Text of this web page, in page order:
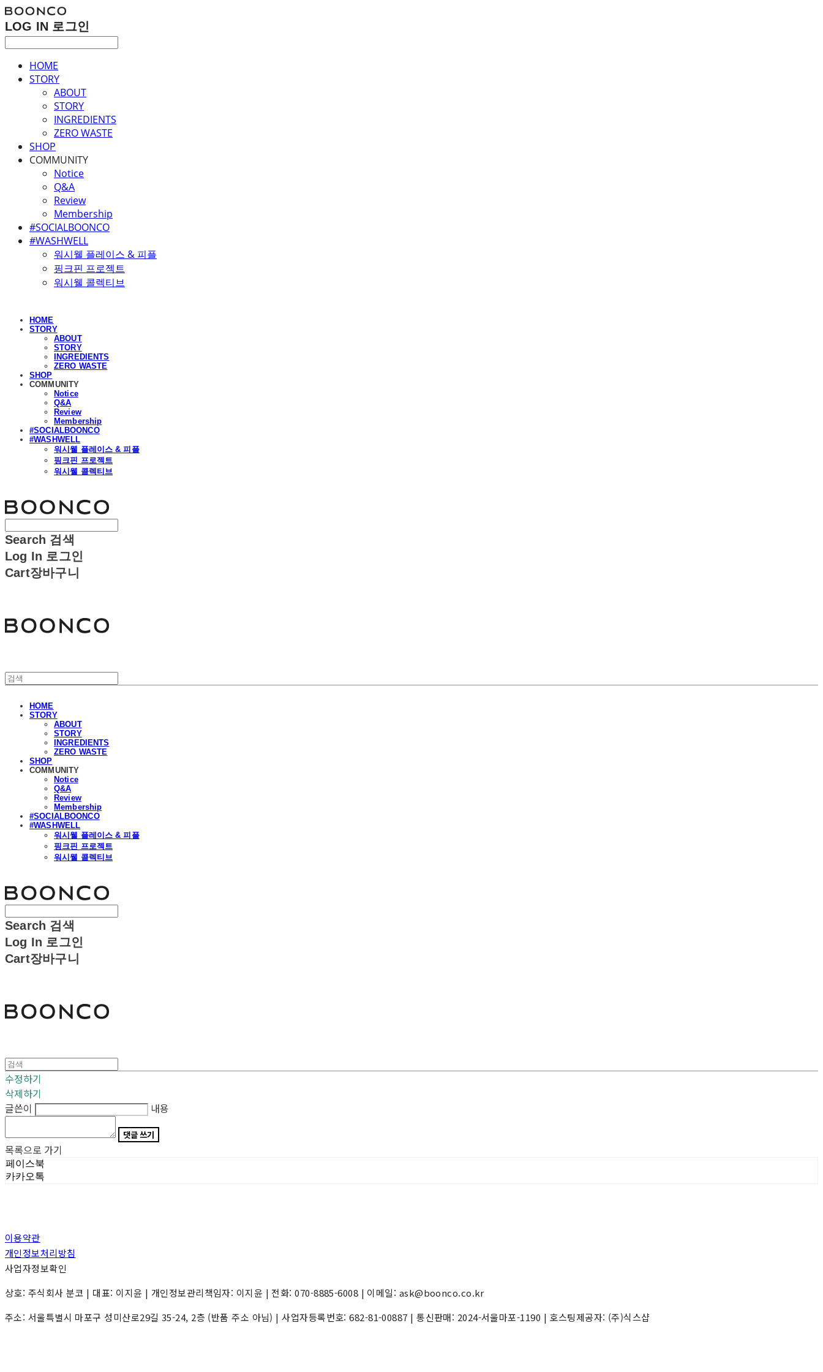
LOG IN 로그인
HOME
STORY
ABOUT
STORY
INGREDIENTS
ZERO WASTE
SHOP
COMMUNITY
Notice
Q&A
Review
Membership
#SOCIALBOONCO
#WASHWELL
워시웰 플레이스 & 피플
핑크핀 프로젝트
워시웰 콜렉티브
HOME
STORY
ABOUT
STORY
INGREDIENTS
ZERO WASTE
SHOP
COMMUNITY
Notice
Q&A
Review
Membership
#SOCIALBOONCO
#WASHWELL
워시웰 플레이스 & 피플
핑크핀 프로젝트
워시웰 콜렉티브
Search 검색
Log In 로그인
Cart장바구니
HOME
STORY
ABOUT
STORY
INGREDIENTS
ZERO WASTE
SHOP
COMMUNITY
Notice
Q&A
Review
Membership
#SOCIALBOONCO
#WASHWELL
워시웰 플레이스 & 피플
핑크핀 프로젝트
워시웰 콜렉티브
Search 검색
Log In 로그인
Cart장바구니
수정하기
삭제하기
글쓴이
내용
댓글 쓰기
목록으로 가기
페이스북
카카오톡
이용약관
개인정보처리방침
사업자정보확인
상호: 주식회사 분코 | 대표: 이지윤 | 개인정보관리책임자: 이지윤 | 전화: 070-8885-6008 | 이메일: ask@boonco.co.kr
주소: 서울특별시 마포구 성미산로29길 35-24, 2층 (반품 주소 아님) | 사업자등록번호:682-81-00887 | 통신판매: 2024-서울마포-1190 | 호스팅제공자: (주)식스샵